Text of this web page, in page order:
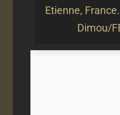
Etienne,
Dimou/